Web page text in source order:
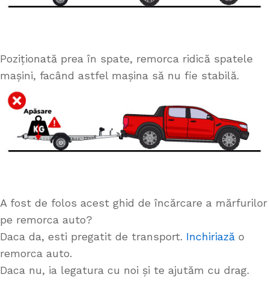
Poziționată prea în spate, remorca ridică spatele
mașini, facând astfel mașina să nu fie stabilă.
A fost de folos acest ghid de încărcare a mărfurilor
pe remorca auto?
Daca da, esti pregatit de transport. Inchiriază o
remorca auto.
Daca nu, ia legatura cu noi și te ajutăm cu drag.